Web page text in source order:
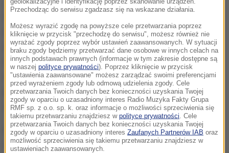
Jak czytamy na stronie internetowej Agencji
dziedzinie bezpieczeństwa państwa z wieloletnim
doświadczeniem w zarządzaniu jednostkami
organizacyjnymi i zespołami ludzkimi w cywilnych
służbach specjalnych RP". Od 19 listopada 2015 r.
pełnił funkcję P.O. szefa AW, a 3 miesiące później
został szefem Agencji.
Agencja Wywiadu jest urzędem
administracji rządowej właściwym w sprawach
Przechodząc do serwisu zgadzasz się na wskazane działania.
Możesz wyrazić zgodę na powyższe cele przetwarzania poprzez
kliknięcie w przycisk "przechodzę do serwisu", możesz również nie
wyrażać zgody poprzez wybór ustawień zaawansowanych. W sytuacji
braku zgody będziemy przetwarzać dane osobowe w innych celach na
innych podstawach prawnych (informacje w tym zakresie dostępne są
w naszej polityce prywatności). Poprzez kliknięcie w przycisk
"ustawienia zaawansowane" możesz zarządzać swoimi preferencjami
przed wyrażeniem zgody lub odmową udzielenia zgody. Cele
przetwarzania Twoich danych bez konieczności uzyskania Twojej
zgody w oparciu o uzasadniony interes Radio Muzyka Fakty Grupa
RMF sp. z o.o. sp. k. oraz informacje o możliwości sprzeciwienia się
takiemu przetwarzaniu znajdziesz w polityce prywatności . Cele
przetwarzania Twoich danych bez konieczności uzyskania Twojej
zgody w oparciu o uzasadniony interes Zaufanych Partnerów IAB oraz
możliwość sprzeciwienia się takiemu przetwarzaniu znajdziesz w
ustawieniach zaawansowanych.